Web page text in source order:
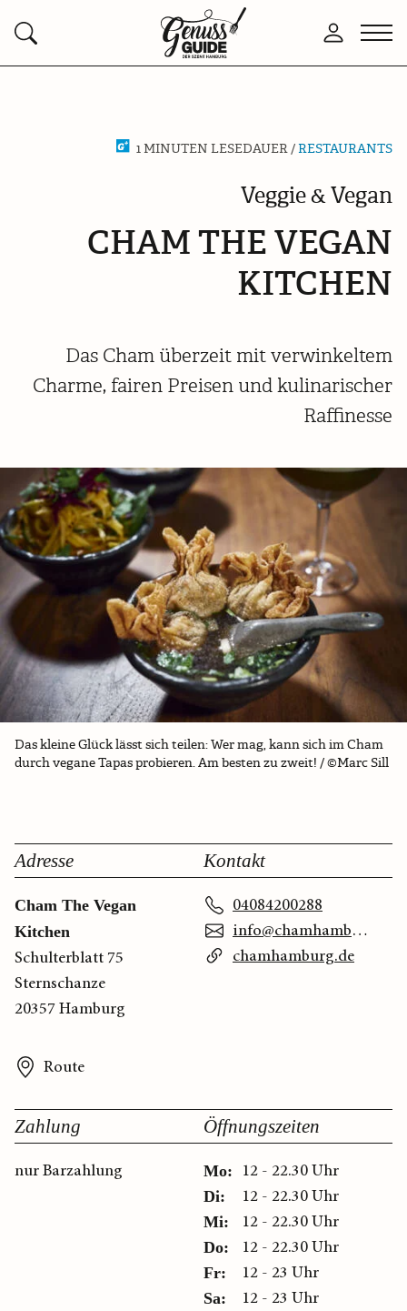
Suchen
Zurück
zur
Anmelden
1 MINUTEN LESEDAUER /RESTAURANTS
Veggie & Vegan
CHAM THE VEGAN
KITCHEN
Das Cham überzeit mit verwinkeltem
Charme, fairen Preisen und kulinarischer
Raffinesse
Das kleine Glück lässt sich teilen: Wer mag, kann sich im Cham
durch vegane Tapas probieren. Am besten zu zweit! / ©Marc Sill
Adresse
Cham The Vegan
Kitchen
Schulterblatt 75
Sternschanze
20357 Hamburg
Route
Kontakt
04084200288
info@chamhamburg.de
chamhamburg.de
Zahlung
nur Barzahlung
Öffnungszeiten
Mo: 12 - 22.30 Uhr
Di: 12 - 22.30 Uhr
Mi: 12 - 22.30 Uhr
Do: 12 - 22.30 Uhr
Fr: 12 - 23 Uhr
Sa: 12 - 23 Uhr